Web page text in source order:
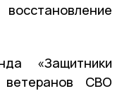
«Защитники
ветеранов СВО